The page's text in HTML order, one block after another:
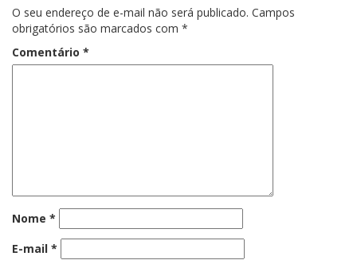
O seu endereço de e-mail não será publicado. Campos
obrigatórios são marcados com *
Comentário *
Nome *
E-mail *